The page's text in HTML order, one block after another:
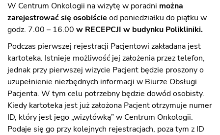
WYDARZENIA
CHIRURGIA ROBOTYCZNA
ESKLEP
W Centrum Onkologii na wizytę w poradni można
zarejestrować się osobiście od poniedziałku do piątku w
godz. 7.00 – 16.00 w RECEPCJI w budynku Polikliniki.
Podczas pierwszej rejestracji Pacjentowi zakładana jest
kartoteka. Istnieje możliwość jej założenia przez telefon,
jednak przy pierwszej wizycie Pacjent będzie proszony o
uzupełnienie niezbędnych informacji w Biurze Obsługi
Pacjenta. W tym celu potrzebny będzie dowód osobisty.
Kiedy kartoteka jest już założona Pacjent otrzymuje numer
ID, który jest jego „wizytówką” w Centrum Onkologii.
Podaje się go przy kolejnych rejestracjach, poza tym z ID